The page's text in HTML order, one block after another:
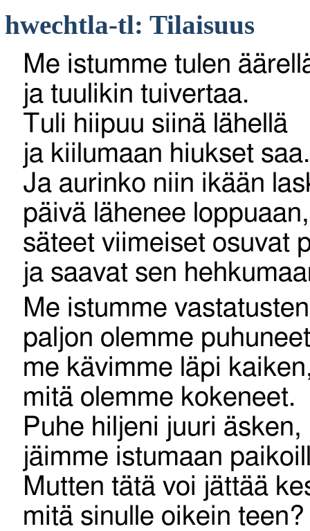
hwechtla-tl: Tilaisuus
Me istumme tulen
ja tuulikin tuivertaa.
Tuli hiipuu siinä lähellä
ja kiilumaan hiukset saa.
Ja aurinko niin ikään
päivä lähenee loppuaan,
säteet viimeiset osuvat
ja saavat sen
Me istumme
paljon olemme
me kävimme läpi
mitä olemme kokeneet.
Puhe hiljeni juuri äsken,
jäimme istumaan
Mutten tätä voi jättää
mitä sinulle oikein teen?